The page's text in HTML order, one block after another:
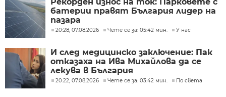
батерии правят България лидер на
пазара
20:28, 07.08.2026 Чете се за: 05:42 мин. У нас
И след медицинско заключение: Пак
отказаха на Ива Михайлова да се
лекува в България
20:22, 07.08.2026 Чете се за: 03:42 мин. По света